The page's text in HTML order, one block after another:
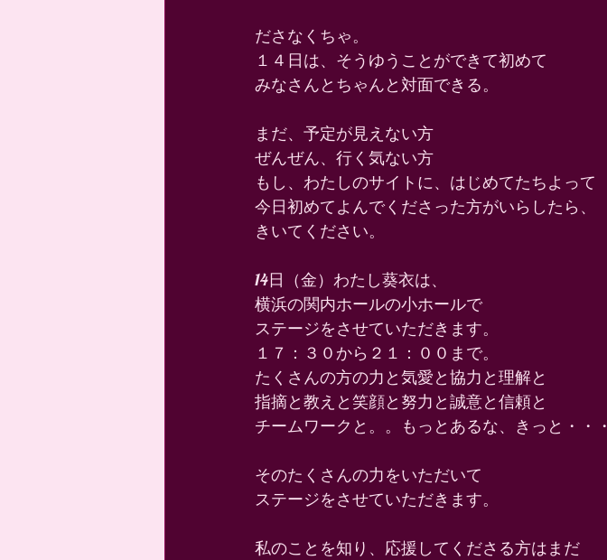
ださなくちゃ。
１４日は、そうゆうことができて初めて
みなさんとちゃんと対面できる。
まだ、予定が見えない方
ぜんぜん、行く気ない方
もし、わたしのサイトに、はじめてたちよって
今日初めてよんでくださった方がいらしたら、
きいてください。
14日（金）わたし葵衣は、
横浜の関内ホールの小ホールで
ステージをさせていただきます。
１７：３０から２１：００まで。
たくさんの方の力と気愛と協力と理解と
指摘と教えと笑顔と努力と誠意と信頼と
チームワークと。。もっとあるな、きっと・・・
そのたくさんの力をいただいて
ステージをさせていただきます。
私のことを知り、応援してくださる方はまだ